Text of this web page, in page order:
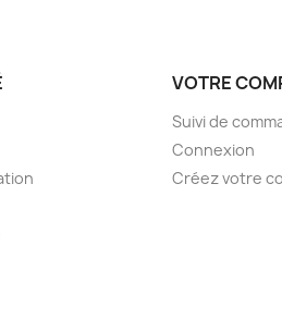
VOTRE
Suivi de
Connexion
Créez votre